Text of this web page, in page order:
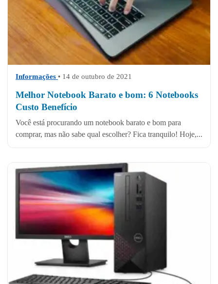
Informações • 14 de outubro de 2021
Melhor Notebook Barato e bom: 6 Notebooks
Custo Benefício
Você está procurando um notebook barato e bom para
comprar, mas não sabe qual escolher? Fica tranquilo! Hoje,...